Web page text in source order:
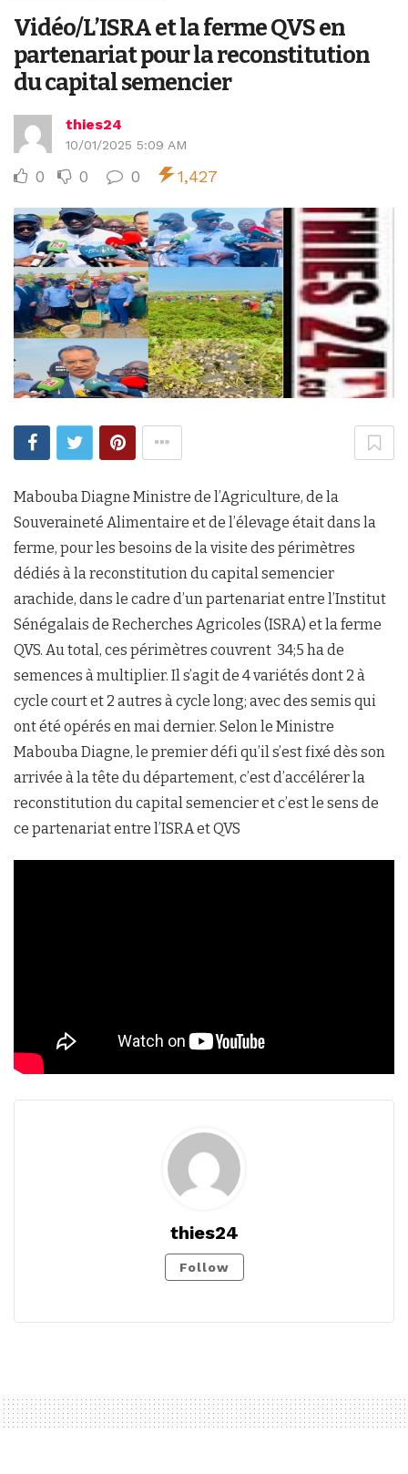
Vidéo/L’ISRA et la ferme QVS en
partenariat pour la reconstitution
du capital semencier
thies24
10/01/2025 5:09 AM
0 0 0 1,427
Mabouba Diagne Ministre de l’Agriculture, de la
Souveraineté Alimentaire et de l’élevage était dans la
ferme, pour les besoins de la visite des périmètres
dédiés à la reconstitution du capital semencier
arachide, dans le cadre d’un partenariat entre l’Institut
Sénégalais de Recherches Agricoles (ISRA) et la ferme
QVS. Au total, ces périmètres couvrent 34;5 ha de
semences à multiplier. Il s’agit de 4 variétés dont 2 à
cycle court et 2 autres à cycle long; avec des semis qui
ont été opérés en mai dernier. Selon le Ministre
Mabouba Diagne, le premier défi qu’il s’est fixé dès son
arrivée à la tête du département, c’est d’accélérer la
reconstitution du capital semencier et c’est le sens de
ce partenariat entre l’ISRA et QVS
thies24
Follow